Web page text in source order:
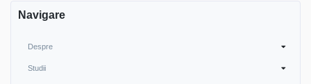
Navigare
Despre
Studii